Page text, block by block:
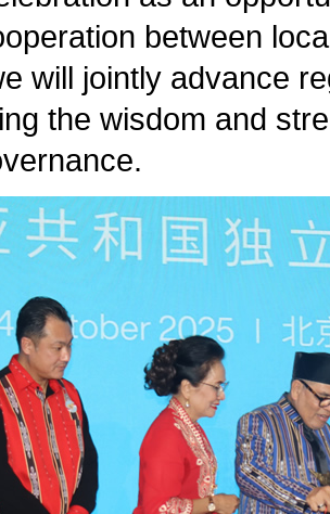
between
will jointly advance
the wisdom and